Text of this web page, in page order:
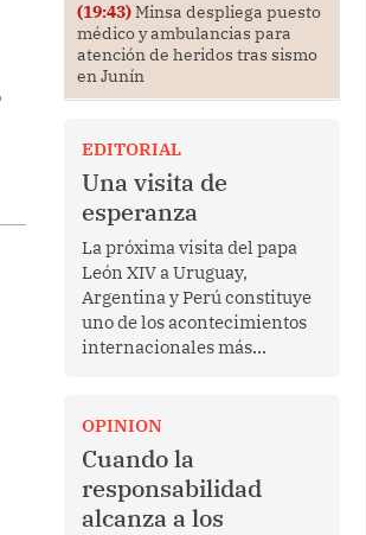
(19:43)Minsa despliega puesto
médico y ambulancias para
atención de heridos tras sismo
en Junín
EDITORIAL
Una visita de
esperanza
La próxima visita del papa
León XIV a Uruguay,
Argentina y Perú constituye
uno de los acontecimientos
internacionales más
Más allá de su dimensión
religiosa, esta gira
representa una oportunidad
para reafirmar el valor del
diálogo, fortalecer los
OPINION
Cuando la
responsabilidad
alcanza a los